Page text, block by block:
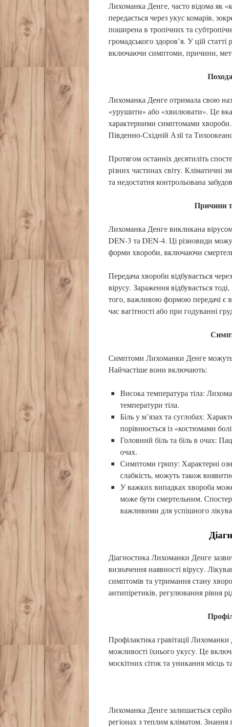
Лихоманка Денге, часто відома як
передається через укус комарів,
поширена в тропічних та
громадського здоров’я. У цій
включаючи симптоми, причини,
Лихоманка Денге отримала свою
«урушити» або «хвилювати». Це
характерними симптомами
Південно-Східній Азії та
Протягом останніх десятиліть
різних частинах світу. Кліматичні
та недостатня контрольована
Причини
Лихоманка Денге викликана
DEN-3 та DEN-4. Ці різновиди
форми хвороби, включаючи
Передача хвороби відбувається
вірусу. Зараження відбувається
того, важливою формою передачі є
час вагітності або при годуванні
Симптоми Лихоманки Денге можуть
Найчастіше вони включають:
Висока температура тіла:
температури тіла.
Біль у м’язах та суглобах:
порівнюється із «костюмами
Головний біль та біль в очах:
очах.
Симптоми грипу: Характерні
слабкість, можуть також
У важких випадках хвороба
може бути смертельним.
важливими для успішного
Діагностика Лихоманки Денге
визначення наявності вірусу.
симптомів та утримання стану
антипіретиків, регулювання рівня
Профілактика гравітації
можливості їхнього укусу. Це
москітних сіток та уникання місць
Лихоманка Денге залишається
регіонах з теплим кліматом.